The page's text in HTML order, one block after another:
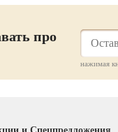
про
нажимая